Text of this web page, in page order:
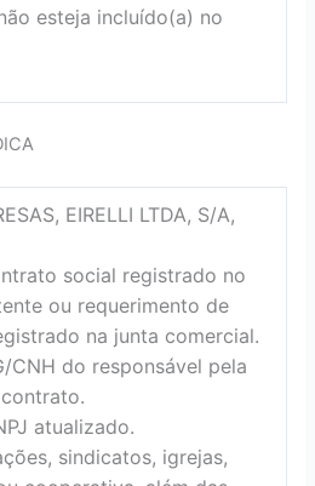
esteja incluído(a) no
EIRELLI LTDA, S/A,
social registrado no
ou requerimento de
na junta comercial.
CNH do responsável pela
atualizado.
sindicatos, igrejas,